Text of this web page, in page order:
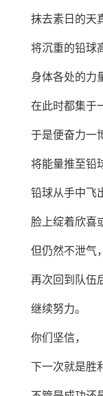
抹去素日的天
将沉重的铅球
身体各处的力
在此时都集于
于是便奋力一
将能量推至铅
铅球从手中飞
脸上绽着欣喜
但仍然不泄气，
再次回到队伍
继续努力。
你们坚信，
下一次就是胜